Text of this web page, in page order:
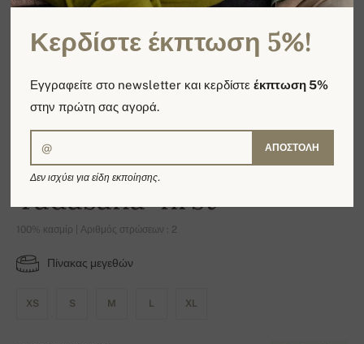
Tadasana-first
100% κασμίρ | Αριθμός στρώσεων : 2
Πίνακας μεγεθών
XS S M L XL
Κερδίστε έκπτωση 5%!
Εγγραφείτε στο newsletter και κερδίστεέκπτωση 5%
στην πρώτη σας αγορά.
ΑΠΟΣΤΟΛΉ
Δεν ισχύει για είδη εκποίησης.